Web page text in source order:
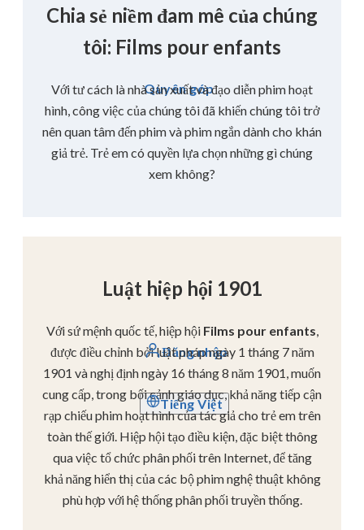
Quyên góp
Đăng nhập
Tiếng Việt
Chia sẻ niềm đam mê của chúng
tôi: Films pour enfants
Với tư cách là nhà sản xuất và đạo diễn phim hoạt
hình, công việc của chúng tôi đã khiến chúng tôi trở
nên quan tâm đến phim và phim ngắn dành cho khán
giả trẻ. Trẻ em có quyền lựa chọn những gì chúng
xem không?
Luật hiệp hội 1901
Với sứ mệnh quốc tế, hiệp hội Films pour enfants
được điều chỉnh bởi luật pháp ngày 1 tháng 7 năm
1901 và nghị định ngày 16 tháng 8 năm 1901, muốn
cung cấp, trong bối cảnh giáo dục, khả năng tiếp cận
rạp chiếu phim hoạt hình của tác giả cho trẻ em trên
toàn thế giới. Hiệp hội tạo điều kiện, đặc biệt thông
qua việc tổ chức phân phối trên Internet, để tăng
khả năng hiển thị của các bộ phim nghệ thuật không
phù hợp với hệ thống phân phối truyền thống.